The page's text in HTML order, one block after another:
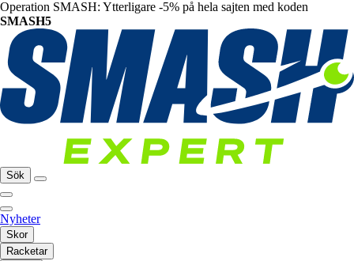
Operation SMASH: Ytterligare -5% på hela sajten med koden
SMASH5
Sök
Nyheter
Skor
Racketar